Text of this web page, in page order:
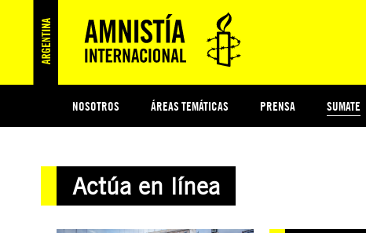
NOSOTROS ÁREAS TEMÁTICAS PRENSA SUMATE
PREGUNTAS FRECUENTES
Actúa en línea